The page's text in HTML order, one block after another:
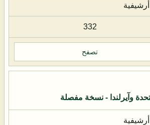
332
تصفح
وآيرلندا - نسخة مفصلة